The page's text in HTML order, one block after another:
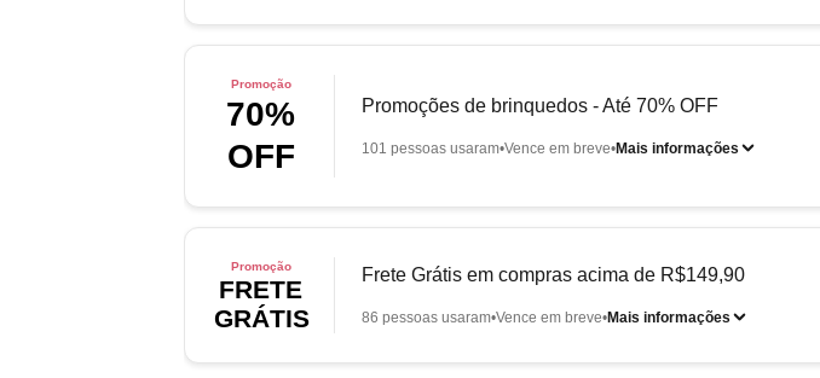
Promoção
70%
OFF
Promoções de brinquedos - Até 70% OFF
101 pessoas usaram Vence em breve Mais informações
Promoção
FRETE
GRÁTIS
Frete Grátis em compras acima de R$149,90
86 pessoas usaram Vence em breve Mais informações